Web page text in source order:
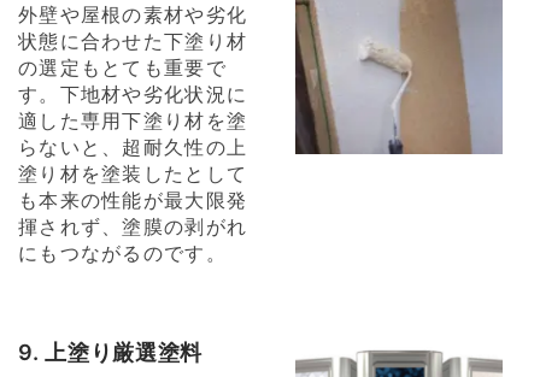
外壁や屋根の素材や劣化
状態に合わせた下塗り材
の選定もとても重要で
す。下地材や劣化状況に
適した専用下塗り材を塗
らないと、超耐久性の上
塗り材を塗装したとして
も本来の性能が最大限発
揮されず、塗膜の剥がれ
にもつながるのです。
9. 上塗り厳選塗料